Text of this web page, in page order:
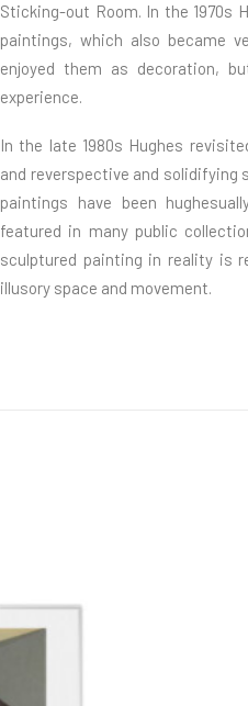
Sticking-out Room. In the 1970s
paintings, which also became
enjoyed them as decoration,
experience.
In the late 1980s Hughes
and reverspective and solidifying
paintings have been
featured in many public
sculptured painting in reality is
illusory space and movement.